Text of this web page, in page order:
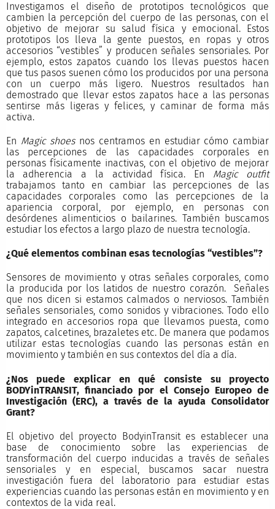
Investigamos el diseño de prototipos tecnológicos que
cambien la percepción del cuerpo de las personas, con el
objetivo de mejorar su salud física y emocional. Estos
prototipos los lleva la gente puestos, en ropas y otros
accesorios “vestibles” y producen señales sensoriales. Por
ejemplo, estos zapatos cuando los llevas puestos hacen
que tus pasos suenen cómo los producidos por una persona
con un cuerpo más ligero. Nuestros resultados han
demostrado que llevar estos zapatos hace a las personas
sentirse más ligeras y felices, y caminar de forma más
activa.
En Magic shoesnos centramos en estudiar cómo cambiar
las percepciones de las capacidades corporales en
personas físicamente inactivas, con el objetivo de mejorar
la adherencia a la actividad física. En Magic outfit
trabajamos tanto en cambiar las percepciones de las
capacidades corporales como las percepciones de la
apariencia corporal, por ejemplo, en personas con
desórdenes alimenticios o bailarines. También buscamos
estudiar los efectos a largo plazo de nuestra tecnología.
¿Qué elementos combinan esas tecnologías “vestibles”?
Sensores de movimiento y otras señales corporales, como
la producida por los latidos de nuestro corazón. Señales
que nos dicen si estamos calmados o nerviosos. También
señales sensoriales, como sonidos y vibraciones. Todo ello
integrado en accesorios ropa que llevamos puesta, como
zapatos, calcetines, brazaletes etc. De manera que podamos
utilizar estas tecnologías cuando las personas están en
movimiento y también en sus contextos del día a día.
¿Nos puede explicar en qué consiste su proyecto
BODYinTRANSIT, financiado por el Consejo Europeo de
Investigación (ERC), a través de la ayuda Consolidator
Grant?
El objetivo del proyecto BodyinTransit es establecer una
base de conocimiento sobre las experiencias de
transformación del cuerpo inducidas a través de señales
sensoriales y en especial, buscamos sacar nuestra
investigación fuera del laboratorio para estudiar estas
experiencias cuando las personas están en movimiento y en
contextos de la vida real.